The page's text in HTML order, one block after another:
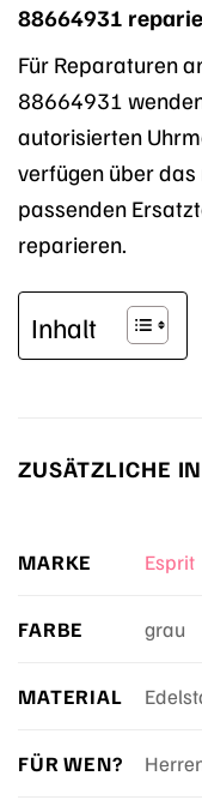
88664931
Für Reparaturen
88664931
autorisierten
verfügen über das
passenden
reparieren.
Inhalt
ZUSÄTZLICHE
MARKE Esprit
FARBE grau
MATERIAL
FÜR WEN?